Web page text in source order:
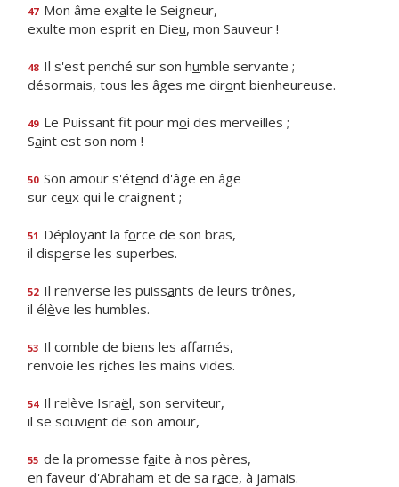
47 Mon âme exalte le Seigneur,
exulte mon esprit en Dieu, mon Sauveur !
48 Il s'est penché sur son humble servante ;
désormais, tous les âges me diront bienheureuse.
49 Le Puissant fit pour moi des merveilles ;
Saint est son nom !
50 Son amour s'étend d'âge en âge
sur ceux qui le craignent ;
51 Déployant la force de son bras,
il disperse les superbes.
52 Il renverse les puissants de leurs trônes,
il élève les humbles.
53 Il comble de biens les affamés,
renvoie les riches les mains vides.
54 Il relève Israël, son serviteur,
il se souvient de son amour,
55 de la promesse faite à nos pères,
en faveur d'Abraham et de sa race, à jamais.